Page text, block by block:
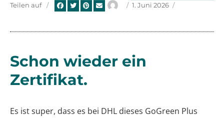
AutorVeröffentlicht
1. Juni 2026
Teilen auf
Schon wieder ein
Zertifikat.
Es ist super, dass es bei DHL dieses GoGreen Plus